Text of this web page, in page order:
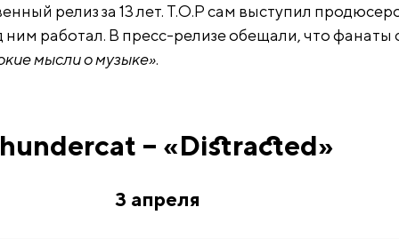
релиз за 13 лет. T.O.P сам выступил
ним работал. В пресс-релизе обещали, что фанаты
мысли о музыке».
– «Distracted»
3 апреля